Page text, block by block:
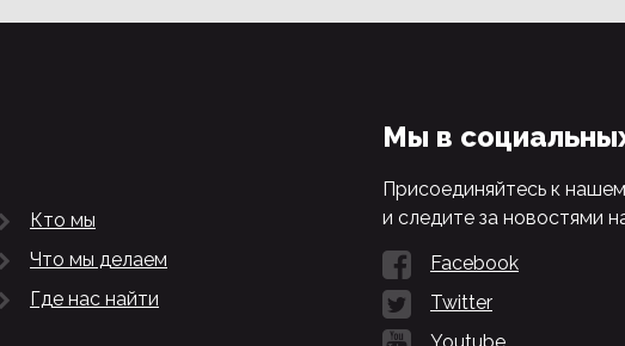
Кто мы
Что мы делаем
Где нас найти
Мы в
Присоединяйтесь к
и следите за новостями
Facebook
Twitter
Youtube